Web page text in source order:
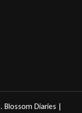
. Blossom Diaries |